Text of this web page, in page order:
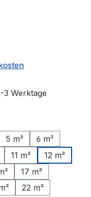
Werktage
5 m²
6 m²
11 m²
12 m²
17 m²
22 m²